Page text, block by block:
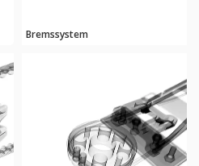
Bremssystem